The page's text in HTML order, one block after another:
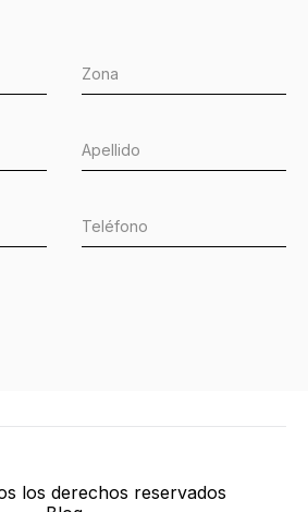
los derechos reservados